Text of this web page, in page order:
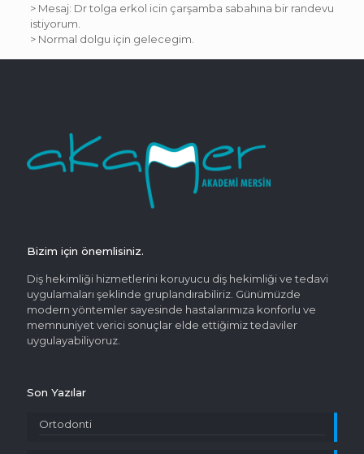
> Mesaj: Dr tolga erkol icin çarşamba sabahına bir randevu
istiyorum.
> Normal dolgu için gelecegim.
Bizim için önemlisiniz.
Diş hekimliği hizmetlerini koruyucu diş hekimliği ve tedavi
uygulamaları şeklinde gruplandırabiliriz. Günümüzde
modern yöntemler sayesinde hastalarımıza konforlu ve
memnuniyet verici sonuçlar elde ettiğimiz tedaviler
uygulayabiliyoruz.
Son Yazılar
Ortodonti